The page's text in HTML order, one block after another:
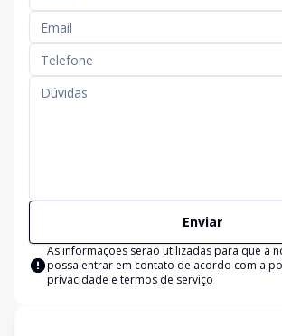
Enviar
As informações serão utilizadas para que a
possa entrar em contato de acordo com a
privacidade e termos de serviço